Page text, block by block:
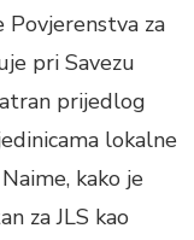
Povjerenstva za
pri Savezu
prijedlog
lokalne
kako je
za JLS kao